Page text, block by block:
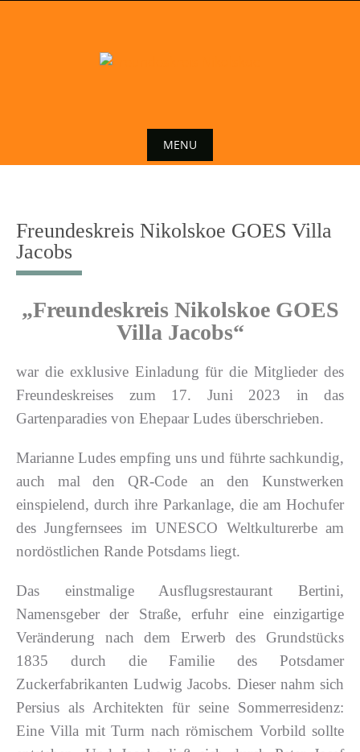
MENU
content
Freundeskreis Nikolskoe GOES Villa
Jacobs
„Freundeskreis Nikolskoe GOES
Villa Jacobs“
war die exklusive Einladung für die Mitglieder des
Freundeskreises zum 17. Juni 2023 in das
Gartenparadies von Ehepaar Ludes überschrieben.
Marianne Ludes empfing uns und führte sachkundig,
auch mal den QR-Code an den Kunstwerken
einspielend, durch ihre Parkanlage, die am Hochufer
des Jungfernsees im UNESCO Weltkulturerbe am
nordöstlichen Rande Potsdams liegt.
Das einstmalige Ausflugsrestaurant Bertini,
Namensgeber der Straße, erfuhr eine einzigartige
Veränderung nach dem Erwerb des Grundstücks
1835 durch die Familie des Potsdamer
Zuckerfabrikanten Ludwig Jacobs. Dieser nahm sich
Persius als Architekten für seine Sommerresidenz:
Eine Villa mit Turm nach römischem Vorbild sollte